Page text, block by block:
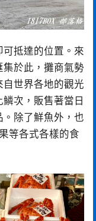
抵達的位置。來
集於此，攤商氣勢
世界各地的觀光
次，販售著當日
除了鮮魚外，也
等各式各樣的食